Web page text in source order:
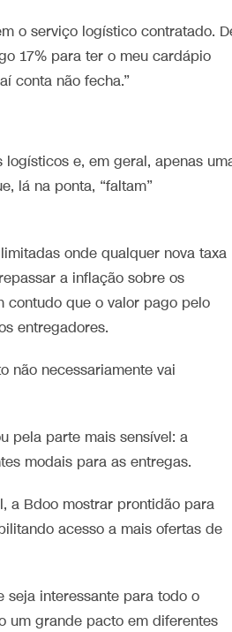
o serviço logístico contratado.
17% para ter o meu cardápio
conta não fecha.”
e, em geral, apenas
lá na ponta, “faltam”
onde qualquer nova taxa
a inflação sobre os
contudo que o valor pago pelo
entregadores.
não necessariamente vai
pela parte mais sensível: a
modais para as entregas.
a Bdoo mostrar prontidão para
acesso a mais ofertas de
seja interessante para todo o
um grande pacto em diferentes